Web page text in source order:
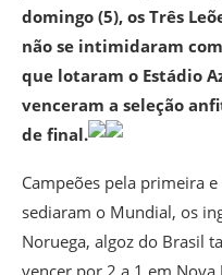
domingo (5), os Três
não se intimidaram
que lotaram o Estádio
venceram a seleção
de final.
Campeões pela primeira
sediaram o Mundial, os
Noruega, algoz do Brasil